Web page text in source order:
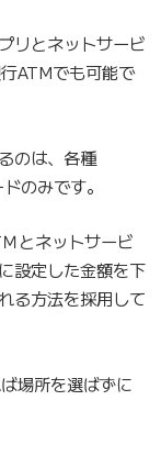
リとネットサービ
ATMでも可能で
のは、各種
のみです。
とネットサービ
設定した金額を下
る方法を採用して
場所を選ばずに